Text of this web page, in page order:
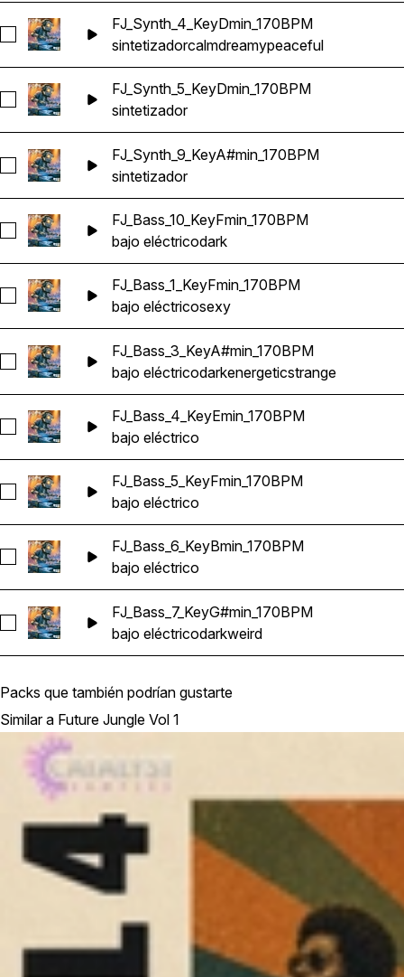
Seleccionar FJ_Synth_4_KeyDmin_170BPM
FJ_Synth_4_KeyDmin_170BPM
sintetizadorcalmdreamypeaceful
Seleccionar FJ_Synth_5_KeyDmin_170BPM
FJ_Synth_5_KeyDmin_170BPM
sintetizador
Seleccionar FJ_Synth_9_KeyA#min_170BPM
FJ_Synth_9_KeyA#min_170BPM
sintetizador
Seleccionar FJ_Bass_10_KeyFmin_170BPM
FJ_Bass_10_KeyFmin_170BPM
bajo eléctricodark
Seleccionar FJ_Bass_1_KeyFmin_170BPM
FJ_Bass_1_KeyFmin_170BPM
bajo eléctricosexy
Seleccionar FJ_Bass_3_KeyA#min_170BPM
FJ_Bass_3_KeyA#min_170BPM
bajo eléctricodarkenergeticstrange
Seleccionar FJ_Bass_4_KeyEmin_170BPM
FJ_Bass_4_KeyEmin_170BPM
bajo eléctrico
Seleccionar FJ_Bass_5_KeyFmin_170BPM
FJ_Bass_5_KeyFmin_170BPM
bajo eléctrico
Seleccionar FJ_Bass_6_KeyBmin_170BPM
FJ_Bass_6_KeyBmin_170BPM
bajo eléctrico
Seleccionar FJ_Bass_7_KeyG#min_170BPM
FJ_Bass_7_KeyG#min_170BPM
bajo eléctricodarkweird
Packs que también podrían gustarte
Similar a Future Jungle Vol 1